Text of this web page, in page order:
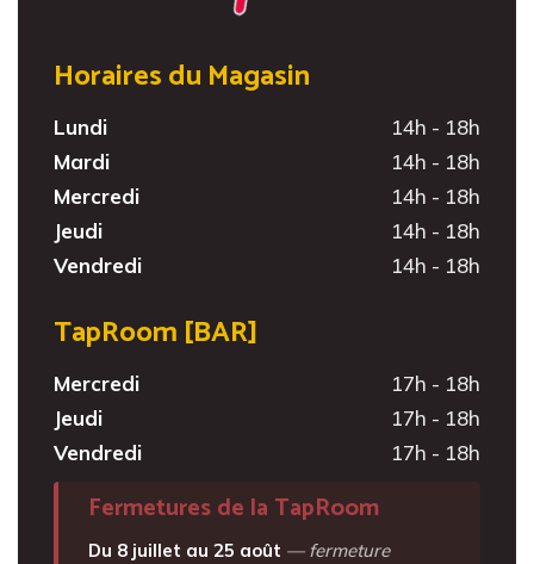
Horaires du Magasin
Lundi
14h - 18h
Mardi
14h - 18h
Mercredi
14h - 18h
Jeudi
14h - 18h
Vendredi
14h - 18h
TapRoom [BAR]
Mercredi
17h - 18h
Jeudi
17h - 18h
Vendredi
17h - 18h
Fermetures de la TapRoom
Du 8 juillet au 25 août — fermeture